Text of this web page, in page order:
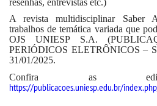
TRANSFERÊNCIA
SEGUNDA GRADUAÇÃO
A revista multidisciplinar Saber
trabalhos de temática variada que
OJS UNIESP S.A.
PERIÓDICOS ELETRÔNICOS –
31/01/2025.
Confira as
https://publicacoes.uniesp.edu.br/